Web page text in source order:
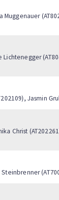
Jasmin
Christ